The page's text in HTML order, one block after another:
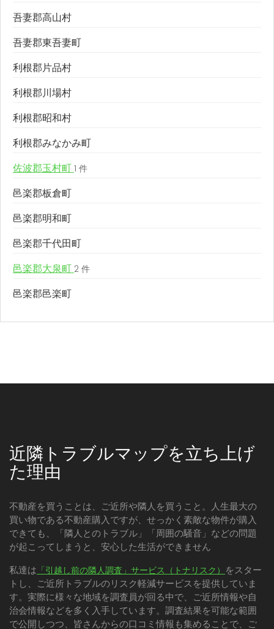
吾妻郡高山村
吾妻郡東吾妻町
利根郡片品村
利根郡川場村
利根郡昭和村
利根郡みなかみ町
佐波郡玉村町 1 件
邑楽郡板倉町
邑楽郡明和町
邑楽郡千代田町
邑楽郡大泉町 2 件
邑楽郡邑楽町
近隣トラブルマップを立ち上げ
た理由
不動産を買うことは、ご近所や隣人を買うこと。人生最大の
買い物である不動産購入ですが、せっかく素敵な物件が購入
できても、「隣人とのトラブル」「周囲の騒音」などの問題
が起こってしまうと、安心した生活ができません
私達は 「引越し前の隣人調査」サービス（トナリスク） をスター
トし、ご近所トラブルのリスク軽減サービスを提供していま
す。実際に様々な地域を調査員が回る中で、ご近所情報や自
治会情報などを多く入手しています。調査結果を可能な範囲
で公開しつつ、皆さんからの口コミ情報も集めることで、ご